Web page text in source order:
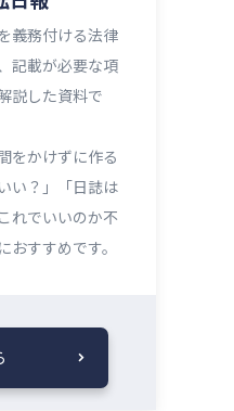
義務付ける法律
記載が必要な項
説した資料で
をかけずに作る
い？」「日誌は
れでいいのか不
すすめです。